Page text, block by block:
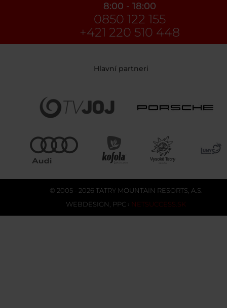
8:00 - 18:00
0850 122 155
+421 220 510 448
Hlavní partneri
© 2005 - 2026 TATRY MOUNTAIN RESORTS, A.S.
WEBDESIGN, PPC › NETSUCCESS.SK